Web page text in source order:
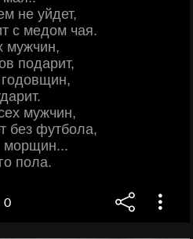
не уйдет,
с медом чая.
мужчин,
подарит,
годовщин,
мужчин,
без футбола,
морщин...
пола.
0